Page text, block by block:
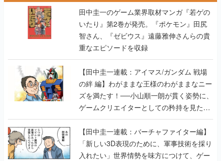
田中圭一のゲーム業界取材マンガ『若ゲの
いたり』第2巻が発売。『ポケモン』田尻
智さん、『ゼビウス』遠藤雅伸さんらの貴
重なエピソードを収録
【田中圭一連載：アイマス/ガンダム 戦場
の絆 編】わがままな王様のわがままなニー
ズを満たす！──小山順一朗が貫く姿勢に、
ゲームクリエイターとしての矜持を見た
【若ゲのいたり最終回】
【田中圭一連載：バーチャファイター編】
「新しい3D表現のために、軍事技術を採り
入れたい」世界情勢を味方につけて、ゲー